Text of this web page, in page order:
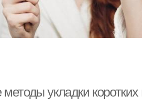
укладки коротких